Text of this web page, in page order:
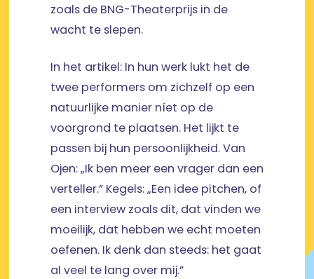
zoals de BNG-Theaterprijs in de
wacht te slepen.
In het artikel: In hun werk lukt het de
twee performers om zichzelf op een
natuurlijke manier níet op de
voorgrond te plaatsen. Het lijkt te
passen bij hun persoonlijkheid. Van
Ojen: „Ik ben meer een vrager dan een
verteller.” Kegels: „Een idee pitchen, of
een interview zoals dit, dat vinden we
moeilijk, dat hebben we echt moeten
oefenen. Ik denk dan steeds: het gaat
al veel te lang over mij.”